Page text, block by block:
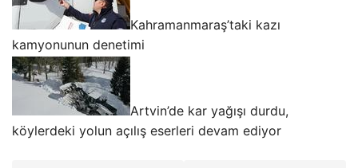
Kahramanmaraş’taki kazı
kamyonunun denetimi
Artvin’de kar yağışı durdu,
köylerdeki yolun açılış eserleri devam ediyor